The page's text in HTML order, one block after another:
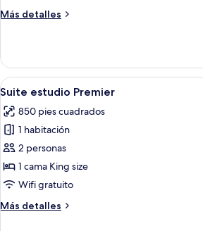
Más detalles
Más
Premier
Abrir
todas
las
fotos
de
Suite
estudio
Una
4
Suite estudio Premier
850 pies cuadrados
1 habitación
2 personas
1 cama King size
Wifi gratuito
Más detalles
Más